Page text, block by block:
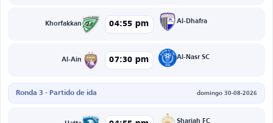
Khorfakkan 04:55 pm Al-Dhafra
Al-Ain 07:30 pm Al-Nasr SC
Ronda 3 - Partido de ida domingo 30-08-2026
Sharjah FC